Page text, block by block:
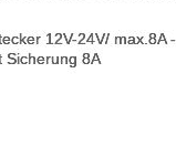
12V-24V/ max.8A -
Sicherung 8A